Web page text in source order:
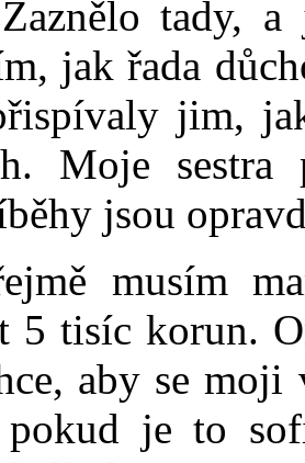
tady,
jak řada
jim,
Moje
jsou
musím
5 tisíc korun.
aby se
je to